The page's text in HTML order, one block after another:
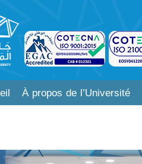
À propos de l’Université